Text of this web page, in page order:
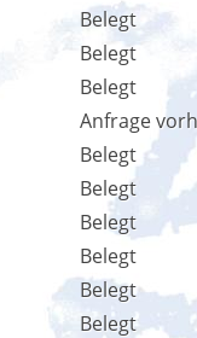
Belegt
Belegt
Belegt
Anfrage
Belegt
Belegt
Belegt
Belegt
Belegt
Belegt